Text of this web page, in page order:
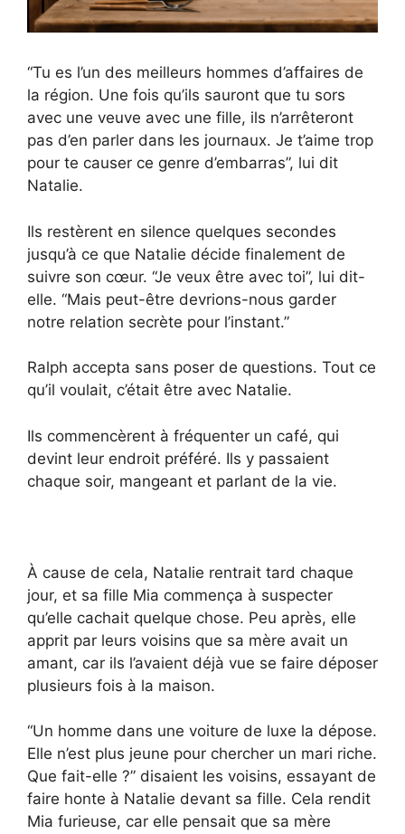
“Tu es l’un des meilleurs hommes d’affaires de
la région. Une fois qu’ils sauront que tu sors
avec une veuve avec une fille, ils n’arrêteront
pas d’en parler dans les journaux. Je t’aime trop
pour te causer ce genre d’embarras”, lui dit
Natalie.
Ils restèrent en silence quelques secondes
jusqu’à ce que Natalie décide finalement de
suivre son cœur. “Je veux être avec toi”, lui dit-
elle. “Mais peut-être devrions-nous garder
notre relation secrète pour l’instant.”
Ralph accepta sans poser de questions. Tout ce
qu’il voulait, c’était être avec Natalie.
Ils commencèrent à fréquenter un café, qui
devint leur endroit préféré. Ils y passaient
chaque soir, mangeant et parlant de la vie.
À cause de cela, Natalie rentrait tard chaque
jour, et sa fille Mia commença à suspecter
qu’elle cachait quelque chose. Peu après, elle
apprit par leurs voisins que sa mère avait un
amant, car ils l’avaient déjà vue se faire déposer
plusieurs fois à la maison.
“Un homme dans une voiture de luxe la dépose.
Elle n’est plus jeune pour chercher un mari riche.
Que fait-elle ?” disaient les voisins, essayant de
faire honte à Natalie devant sa fille. Cela rendit
Mia furieuse, car elle pensait que sa mère